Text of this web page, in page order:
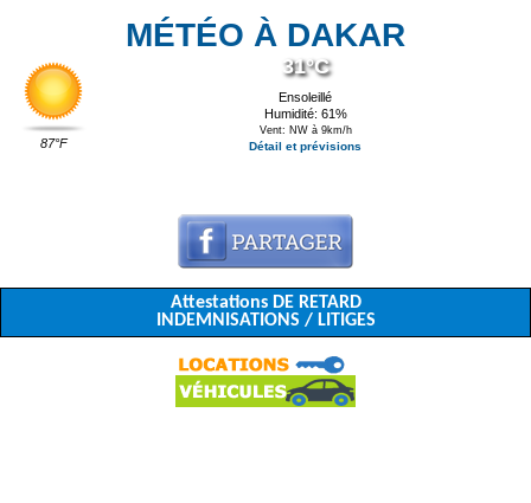
MÉTÉO À DAKAR
87°F
31°C
Ensoleillé
Humidité: 61%
Vent: NW à 9km/h
Détail et prévisions
Attestations DE RETARD
INDEMNISATIONS / LITIGES